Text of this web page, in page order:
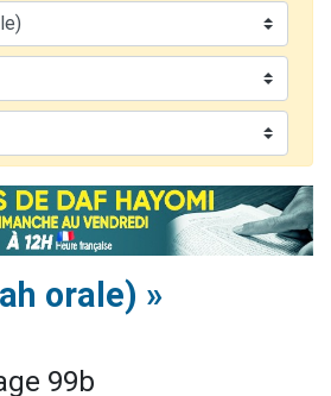
2 personnes viennent de nous rejoindre sur WhatsApp
13 personnes viennent de demander une bénédiction
12 nouvelles musiques dans Torah-Box Music
2 personnes viennent de nous rejoindre sur WhatsApp
orale) »
99b